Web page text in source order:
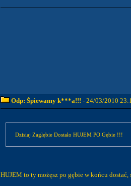
Odp: Śpiewamy k***a!!! - 24/03/2010
Dzisiaj Zagłębie Dostało HUJEM PO Gębie !!!
HUJEM to ty możęsz po gębie w końcu dostać,